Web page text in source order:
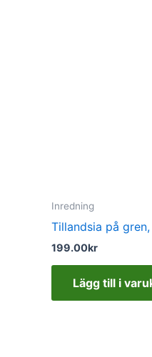
Inredning
Tillandsia på
199.00kr
Lägg till i